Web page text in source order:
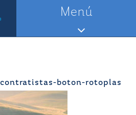
Menú
contratistas-boton-rotoplas